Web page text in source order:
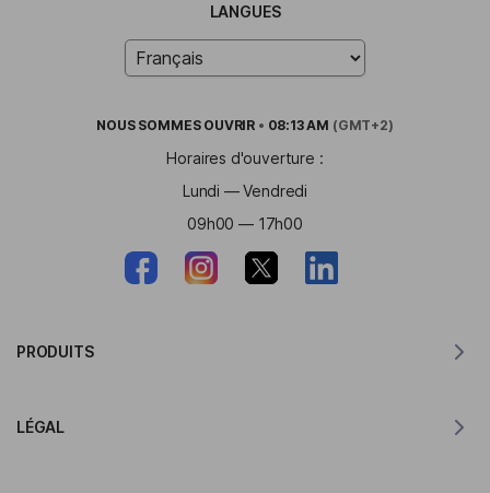
LANGUES
NOUS SOMMES OUVRIR • 08:13 AM (GMT+2)
Horaires d'ouverture :
Lundi — Vendredi
09h00 — 17h00
PRODUITS
LÉGAL